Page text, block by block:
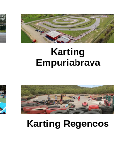
Karting
Empuriabrava
Karting Regencos